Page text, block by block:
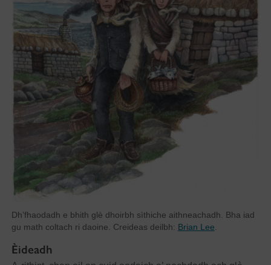
Dh’fhaodadh e bhith glè dhoirbh sìthiche aithneachadh. Bha iad
gu math coltach ri daoine. Creideas deilbh: Brian Lee
Èideadh